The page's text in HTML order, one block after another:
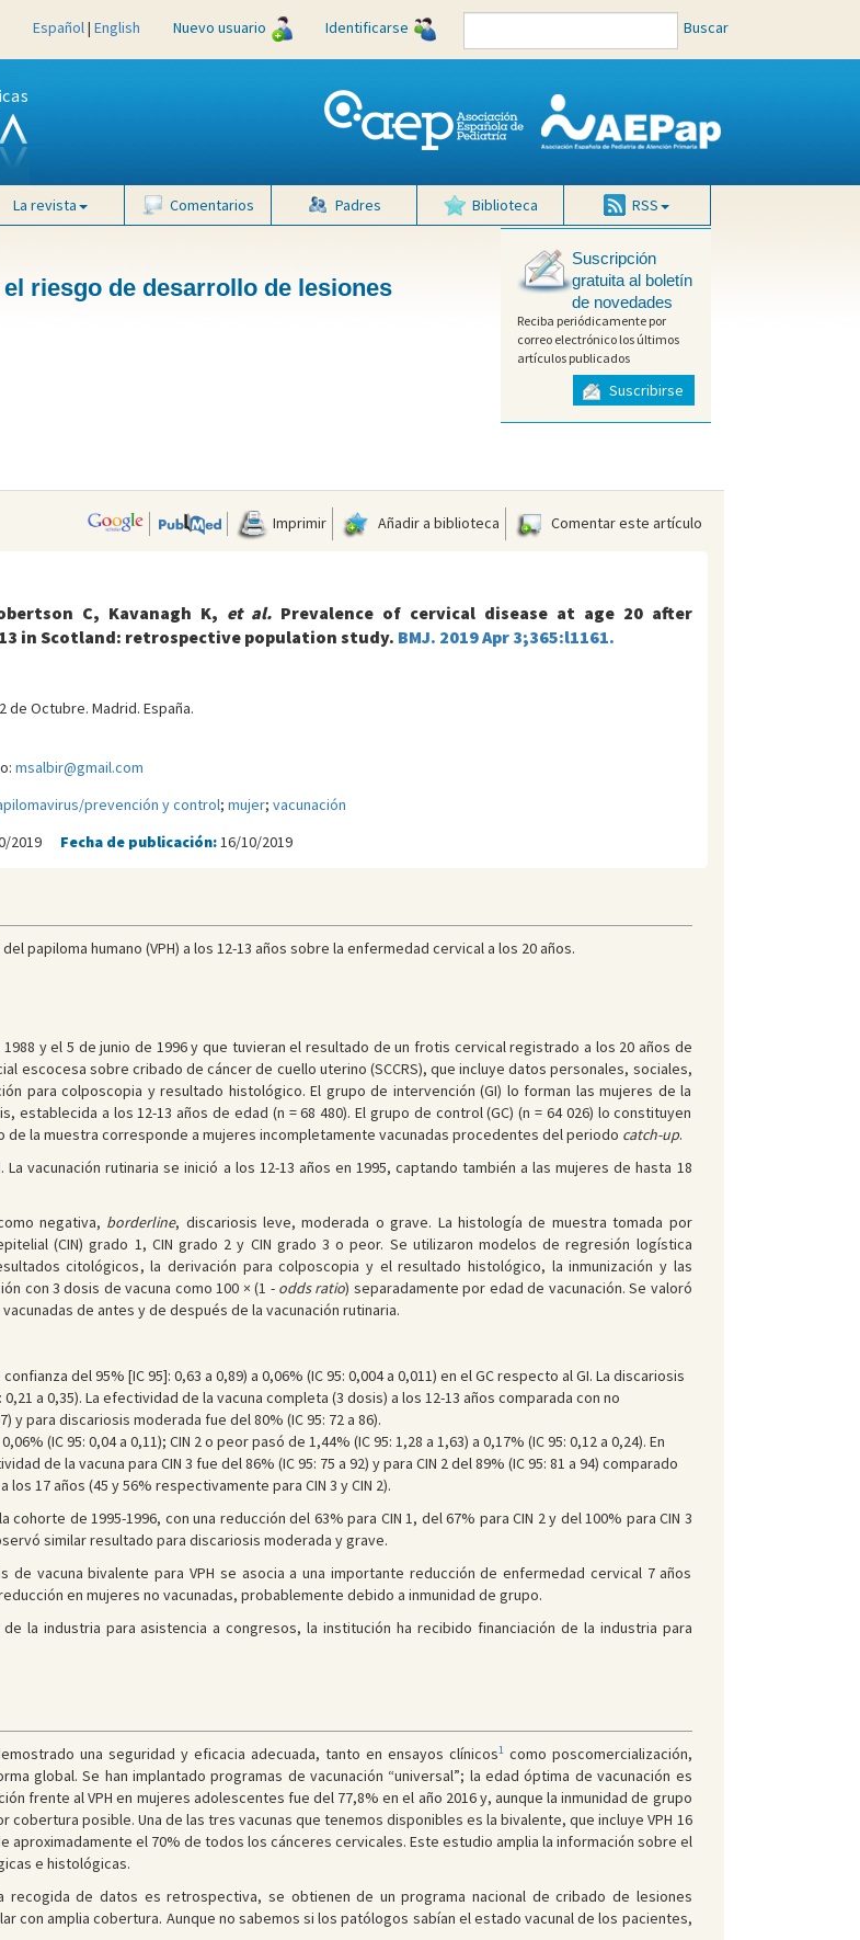
Español| English Nuevo usuario Identificarse Buscar
La revista Comentarios Padres Biblioteca RSS
riesgo de desarrollo de lesiones
Suscripción
gratuita al boletín
de novedades
Reciba periódicamente por
correo electrónico los últimos
artículos publicados
Suscribirse
Imprimir Añadir a biblioteca Comentar este artículo
C, Kavanagh K, et al.Prevalence of cervical disease at age 20 after
in Scotland: retrospective population study. BMJ. 2019 Apr 3;365:l1161.
Octubre. Madrid. España.
msalbir@gmail.com
prevención y control; mujer; vacunación
2019 Fecha de publicación:16/10/2019
papiloma humano (VPH) a los 12-13 años sobre la enfermedad cervical a los 20 años.
y el 5 de junio de 1996 y que tuvieran el resultado de un frotis cervical registrado a los 20 años de
escocesa sobre cribado de cáncer de cuello uterino (SCCRS), que incluye datos personales, sociales,
para colposcopia y resultado histológico. El grupo de intervención (GI) lo forman las mujeres de la
establecida a los 12-13 años de edad (n = 68 480). El grupo de control (GC) (n = 64 026) lo constituyen
de la muestra corresponde a mujeres incompletamente vacunadas procedentes del periodo catch-up.
La vacunación rutinaria se inició a los 12-13 años en 1995, captando también a las mujeres de hasta 18
negativa, borderline, discariosis leve, moderada o grave. La histología de muestra tomada por
(CIN) grado 1, CIN grado 2 y CIN grado 3 o peor. Se utilizaron modelos de regresión logística
citológicos, la derivación para colposcopia y el resultado histológico, la inmunización y las
con 3 dosis de vacuna como 100 × (1 - odds ratio) separadamente por edad de vacunación. Se valoró
de antes y de después de la vacunación rutinaria.
del 95% [IC 95]: 0,63 a 0,89) a 0,06% (IC 95: 0,004 a 0,011) en el GC respecto al GI. La discariosis
a 0,35). La efectividad de la vacuna completa (3 dosis) a los 12-13 años comparada con no
y para discariosis moderada fue del 80% (IC 95: 72 a 86).
(IC 95: 0,04 a 0,11); CIN 2 o peor pasó de 1,44% (IC 95: 1,28 a 1,63) a 0,17% (IC 95: 0,12 a 0,24). En
de la vacuna para CIN 3 fue del 86% (IC 95: 75 a 92) y para CIN 2 del 89% (IC 95: 81 a 94) comparado
17 años (45 y 56% respectivamente para CIN 3 y CIN 2).
de 1995-1996, con una reducción del 63% para CIN 1, del 67% para CIN 2 y del 100% para CIN 3
similar resultado para discariosis moderada y grave.
de vacuna bivalente para VPH se asocia a una importante reducción de enfermedad cervical 7 años
en mujeres no vacunadas, probablemente debido a inmunidad de grupo.
la industria para asistencia a congresos, la institución ha recibido financiación de la industria para
una seguridad y eficacia adecuada, tanto en ensayos clínicos1como poscomercialización,
global. Se han implantado programas de vacunación “universal”; la edad óptima de vacunación es
frente al VPH en mujeres adolescentes fue del 77,8% en el año 2016 y, aunque la inmunidad de grupo
posible. Una de las tres vacunas que tenemos disponibles es la bivalente, que incluye VPH 16
el 70% de todos los cánceres cervicales. Este estudio amplia la información sobre el
e histológicas.
recogida de datos es retrospectiva, se obtienen de un programa nacional de cribado de lesiones
con amplia cobertura. Aunque no sabemos si los patólogos sabían el estado vacunal de los pacientes,